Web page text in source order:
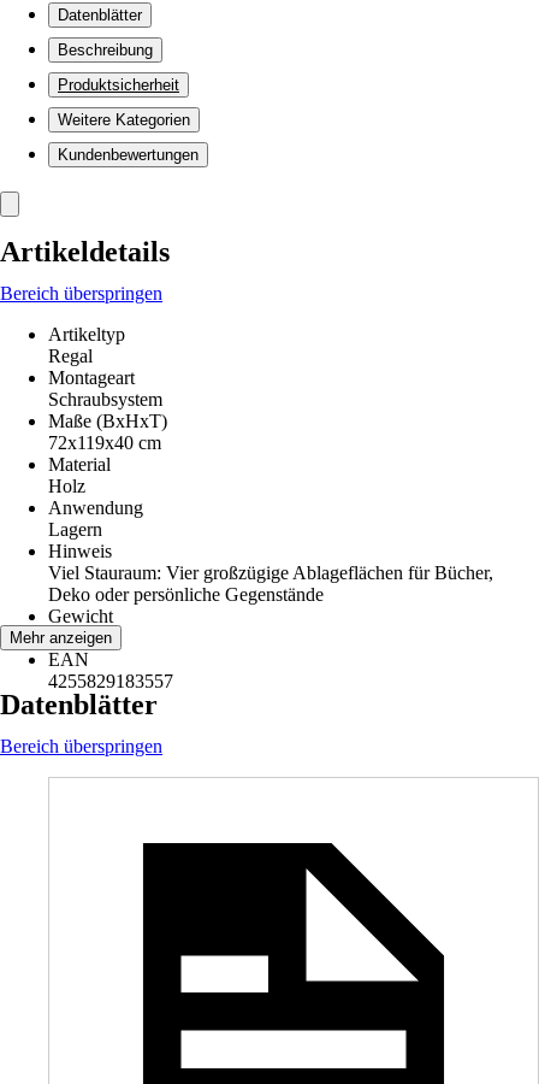
Datenblätter
Beschreibung
Produktsicherheit
Weitere Kategorien
Kundenbewertungen
Artikeldetails
Bereich überspringen
Artikeltyp
Regal
Montageart
Schraubsystem
Maße (BxHxT)
72x119x40 cm
Material
Holz
Anwendung
Lagern
Hinweis
Viel Stauraum: Vier großzügige Ablageflächen für Bücher,
Deko oder persönliche Gegenstände
Gewicht
23,4 kg
EAN
4255829183557
Mehr anzeigen
Datenblätter
Bereich überspringen